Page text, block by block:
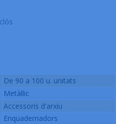
De 90 a 100 u. unitats
Metàl·lic
Accessoris d'arxiu
Enquadernadors